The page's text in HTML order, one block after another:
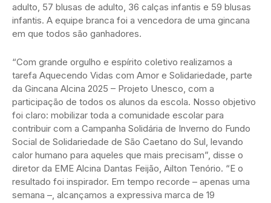
adulto, 57 blusas de adulto, 36 calças infantis e 59 blusas
infantis. A equipe branca foi a vencedora de uma gincana
em que todos são ganhadores.
“Com grande orgulho e espírito coletivo realizamos a
tarefa Aquecendo Vidas com Amor e Solidariedade, parte
da Gincana Alcina 2025 – Projeto Unesco, com a
participação de todos os alunos da escola. Nosso objetivo
foi claro: mobilizar toda a comunidade escolar para
contribuir com a Campanha Solidária de Inverno do Fundo
Social de Solidariedade de São Caetano do Sul, levando
calor humano para aqueles que mais precisam”, disse o
diretor da EME Alcina Dantas Feijão, Ailton Tenório. “E o
resultado foi inspirador. Em tempo recorde – apenas uma
semana –, alcançamos a expressiva marca de 19